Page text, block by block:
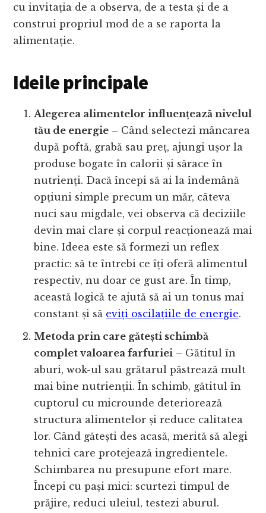
cu invitația de a observa, de a testa și de a
construi propriul mod de a se raporta la
alimentație.
Ideile principale
Alegerea alimentelor influențează nivelul
tău de energie – Când selectezi mâncarea
după poftă, grabă sau preț, ajungi ușor la
produse bogate în calorii și sărace în
nutrienți. Dacă începi să ai la îndemână
opțiuni simple precum un măr, câteva
nuci sau migdale, vei observa că deciziile
devin mai clare și corpul reacționează mai
bine. Ideea este să formezi un reflex
practic: să te întrebi ce îți oferă alimentul
respectiv, nu doar ce gust are. În timp,
această logică te ajută să ai un tonus mai
constant și să eviți oscilațiile de energie.
Metoda prin care gătești schimbă
complet valoarea farfuriei – Gătitul în
aburi, wok-ul sau grătarul păstrează mult
mai bine nutrienții. În schimb, gătitul în
cuptorul cu microunde deteriorează
structura alimentelor și reduce calitatea
lor. Când gătești des acasă, merită să alegi
tehnici care protejează ingredientele.
Schimbarea nu presupune efort mare.
Începi cu pași mici: scurtezi timpul de
prăjire, reduci uleiul, testezi aburul.